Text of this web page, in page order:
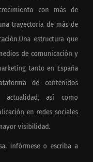
con más de
trayectoria de más de
estructura que
de comunicación y
tanto en España
de contenidos
actualidad, así como
en redes sociales
visibilidad.
infórmese o escriba a